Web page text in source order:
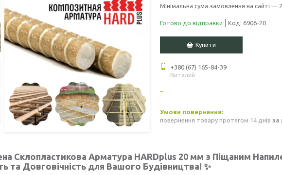
Мінімальна сума замовлення на сайті —
Готово до відправки Код: 6906-20
Купити
+380 (67) 165-84-39
Виталий
повернення товару протягом 14 днів за
Склопластикова Арматура HARDplus 20 мм з Піщаним
та Довговічність для Вашого Будівництва! ✨